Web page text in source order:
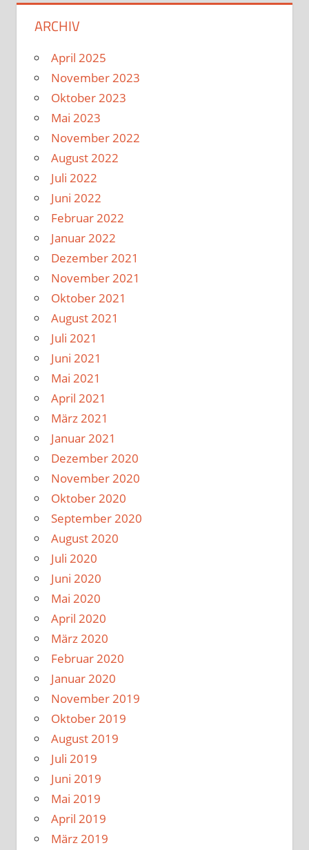
ARCHIV
April 2025
November 2023
Oktober 2023
Mai 2023
November 2022
August 2022
Juli 2022
Juni 2022
Februar 2022
Januar 2022
Dezember 2021
November 2021
Oktober 2021
August 2021
Juli 2021
Juni 2021
Mai 2021
April 2021
März 2021
Januar 2021
Dezember 2020
November 2020
Oktober 2020
September 2020
August 2020
Juli 2020
Juni 2020
Mai 2020
April 2020
März 2020
Februar 2020
Januar 2020
November 2019
Oktober 2019
August 2019
Juli 2019
Juni 2019
Mai 2019
April 2019
März 2019